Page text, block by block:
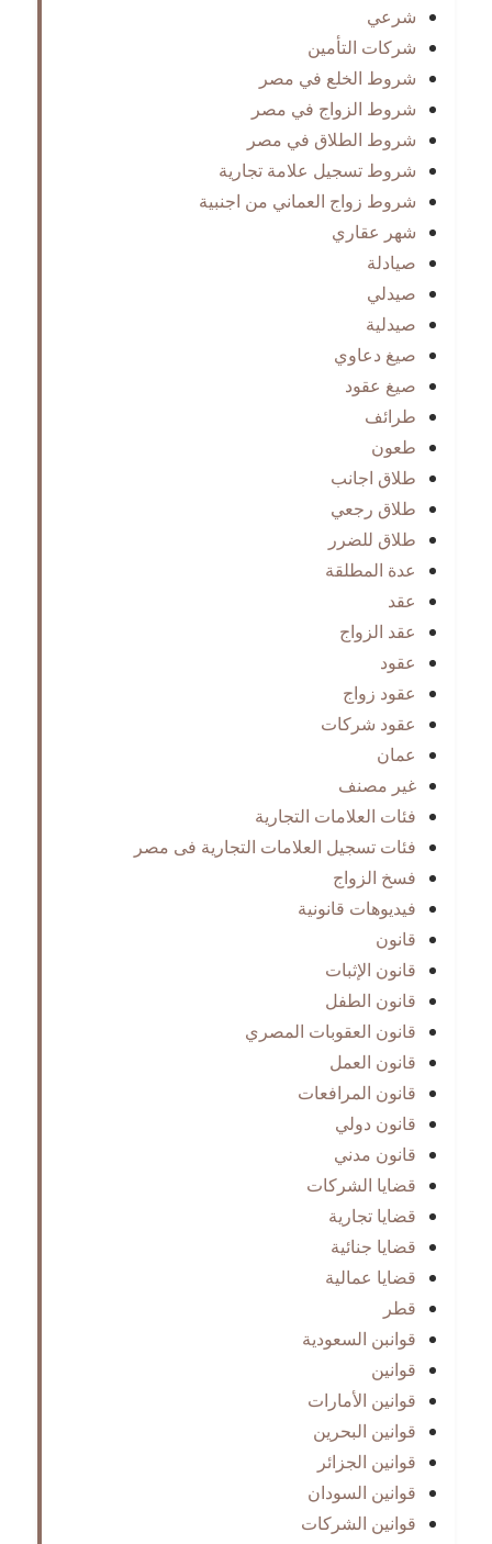
شرعي
شركات التأمين
شروط الخلع في مصر
شروط الزواج في مصر
شروط الطلاق في مصر
شروط تسجيل علامة تجارية
شروط زواج العماني من اجنبية
شهر عقاري
صيادلة
صيدلي
صيدلية
صيغ دعاوي
صيغ عقود
طرائف
طعون
طلاق اجانب
طلاق رجعي
طلاق للضرر
عدة المطلقة
عقد
عقد الزواج
عقود
عقود زواج
عقود شركات
عمان
غير مصنف
فئات العلامات التجارية
فئات تسجيل العلامات التجارية فى مصر
فسخ الزواج
فيديوهات قانونية
قانون
قانون الإثبات
قانون الطفل
قانون العقوبات المصري
قانون العمل
قانون المرافعات
قانون دولي
قانون مدني
قضايا الشركات
قضايا تجارية
قضايا جنائية
قضايا عمالية
قطر
قوانبن السعودية
قوانين
قوانين الأمارات
قوانين البحرين
قوانين الجزائر
قوانين السودان
قوانين الشركات